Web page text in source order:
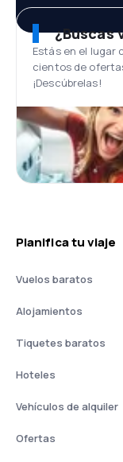
¿Buscas
Estás en el lugar
cientos de
¡Descúbrelas!
Planifica tu viaje
Vuelos baratos
Alojamientos
Tiquetes baratos
Hoteles
Vehículos de alquiler
Ofertas